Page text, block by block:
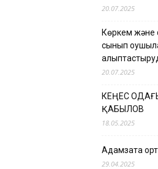
20.07.2025
Көркем және
сынып
20.07.2025
КЕҢЕС
ҚАБЫЛОВ
18.05.2025
Адамзатқа
29.04.2025